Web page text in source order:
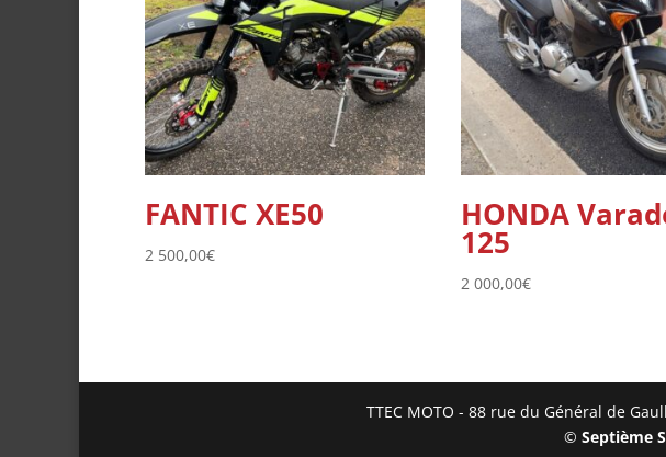
FANTIC XE50
2 500,00€
HONDA
125
2 000,00€
TTEC MOTO - 88 rue du Général de
© Septième